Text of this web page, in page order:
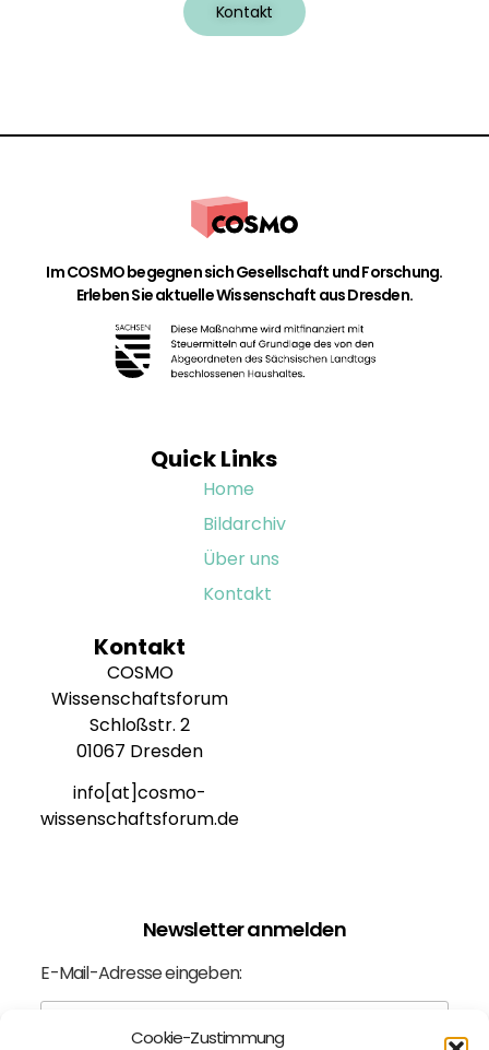
Cookie-Zustimmung
Kontakt
Im COSMO begegnen sich Gesellschaft und Forschung.
Erleben Sie aktuelle Wissenschaft aus Dresden.
Quick Links
Home
Bildarchiv
Über uns
Kontakt
Kontakt
COSMO
Wissenschaftsforum
Schloßstr. 2
01067 Dresden
info[at]cosmo-
wissenschaftsforum.de
Newsletter anmelden
E-Mail-Adresse eingeben: